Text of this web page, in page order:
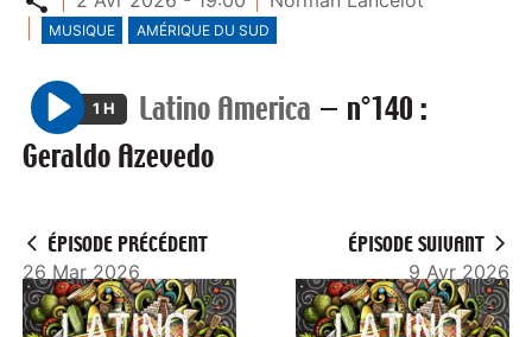
MUSIQUE AMÉRIQUE DU SUD
P
l
1 H Latino America — n°140 :
Geraldo Azevedo
ÉPISODE PRÉCÉDENT
26 Mar 2026
ÉPISODE SUIVANT
9 Avr 2026